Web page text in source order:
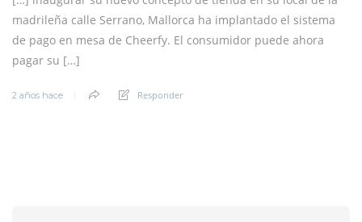
madrileña calle Serrano, Mallorca ha implantado el sistema
de pago en mesa de Cheerfy. El consumidor puede ahora
pagar su […]
2 años hace Responder